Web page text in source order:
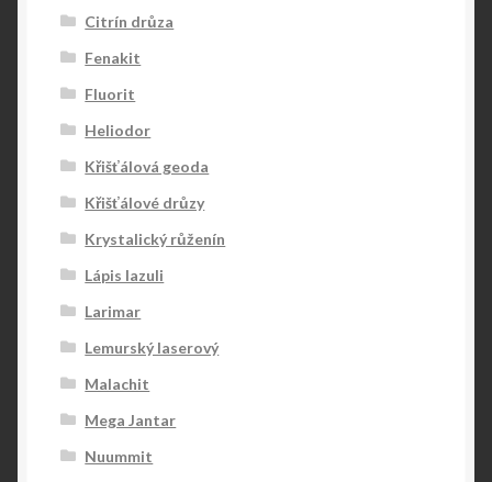
Citrín drůza
Fenakit
Fluorit
Heliodor
Křišťálová geoda
Křišťálové drůzy
Krystalický růženín
Lápis lazuli
Larimar
Lemurský laserový
Malachit
Mega Jantar
Nuummit